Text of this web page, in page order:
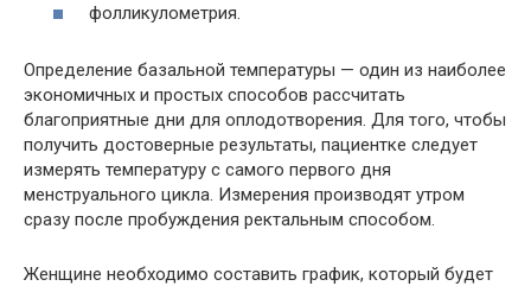
фолликулометрия.
Определение базальной температуры — один из наиболее
экономичных и простых способов рассчитать
благоприятные дни для оплодотворения. Для того, чтобы
получить достоверные результаты, пациентке следует
измерять температуру с самого первого дня
менструального цикла. Измерения производят утром
сразу после пробуждения ректальным способом.
Женщине необходимо составить график, который будет